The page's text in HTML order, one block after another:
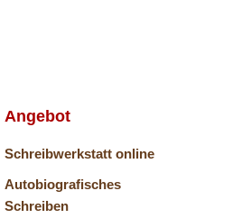
Angebot
Schreibwerkstatt online
Autobiografisches
Schreiben